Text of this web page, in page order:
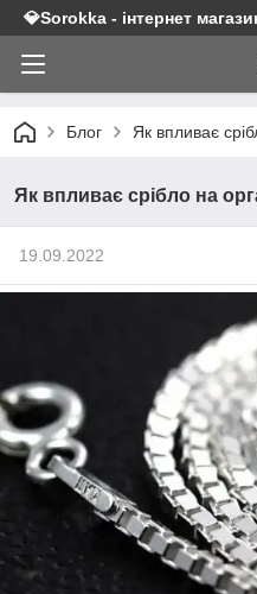
💎Sorokka - інтернет
Блог Як впливає
Як впливає срібло на
19.09.2022